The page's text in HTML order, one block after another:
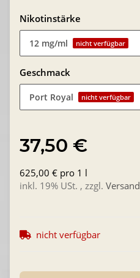
Nikotinstärke
12 mg/ml nicht verfügbar
Geschmack
Port Royal nicht verfügbar
37,50 €
625,00 € pro 1 l
inkl. 19% USt. , zzgl. Versand
nicht verfügbar